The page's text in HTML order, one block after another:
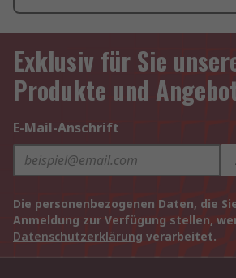
Exklusiv für Sie
Produkte und
E-Mail-Anschrift
Die personenbezogenen Daten, die
Anmeldung zur Verfügung stellen,
Datenschutzerklärung verarbeitet.